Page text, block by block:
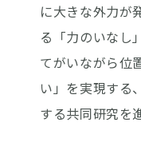
に大きな外力が
る「力のいなし
てがいながら位
い」を実現する
する共同研究を